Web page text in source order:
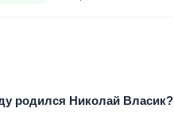
родился Николай Власик?